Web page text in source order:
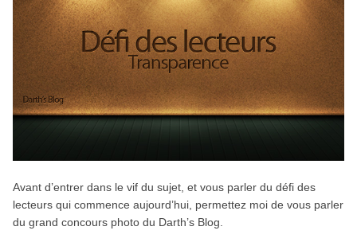
Avant d’entrer dans le vif du sujet, et vous parler du défi des
lecteurs qui commence aujourd’hui, permettez moi de vous parler
du grand concours photo du Darth’s Blog.